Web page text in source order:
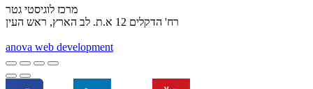
מרכז לוגיסטי גטר
רח' הדקלים 12 א.ת. לב הארץ, ראש העין
anova web development